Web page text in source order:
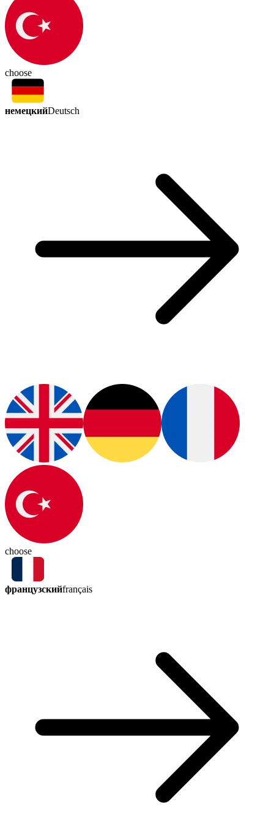
choose
немецкийDeutsch
choose
французскийfrançais